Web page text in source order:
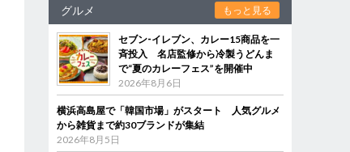
グルメ もっと見る
セブン‐イレブン、カレー15商品を一
斉投入 名店監修から冷製うどんま
で“夏のカレーフェス”を開催中
2026年8月6日
横浜高島屋で「韓国市場」がスタート 人気グルメ
から雑貨まで約30ブランドが集結
2026年8月5日